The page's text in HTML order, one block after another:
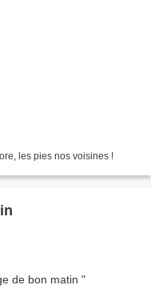
les pies nos voisines !